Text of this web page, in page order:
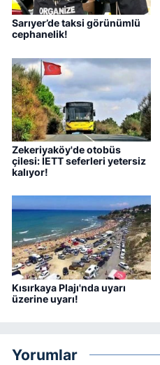
Sarıyer’de taksi görünümlü
cephanelik!
Zekeriyaköy'de otobüs
çilesi: İETT seferleri yetersiz
kalıyor!
Kısırkaya Plajı'nda uyarı
üzerine uyarı!
Yorumlar